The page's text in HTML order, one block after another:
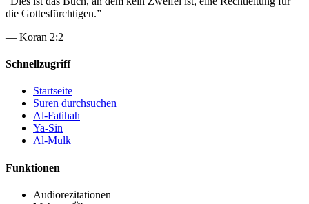
die Gottesfürchtigen.”
— Koran 2:2
Schnellzugriff
Startseite
Suren durchsuchen
Al-Fatihah
Ya-Sin
Al-Mulk
Funktionen
Audiorezitationen